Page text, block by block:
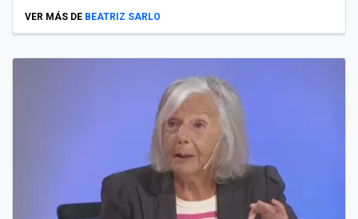
VER MÁS DE BEATRIZ SARLO